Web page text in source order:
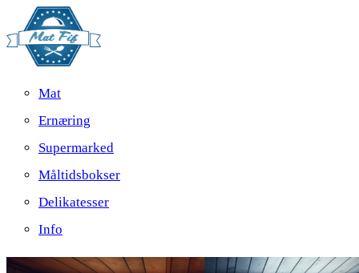
Mat
Ernæring
Supermarked
Måltidsbokser
Delikatesser
Info